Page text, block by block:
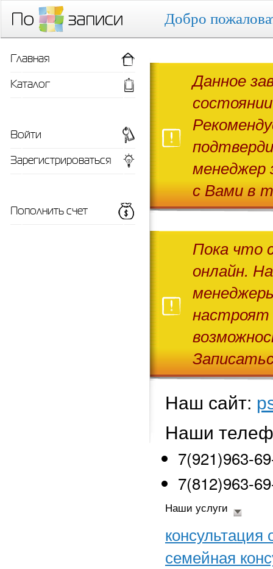
Добро
Данное
менеджер
с Вами в
Пока что
онлайн.
настроят
Наш сайт:
Наши
7(921)963-
7(812)963-
Наши услуги
консультация
семейная
Главная
Каталог
Войти
Зарегистрироваться
Пополнить счет